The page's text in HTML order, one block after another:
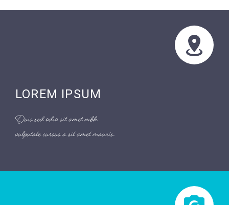
LOREM IPSUM
Duis sed odio sit amet nibh
vulputate cursus a sit amet mauris.